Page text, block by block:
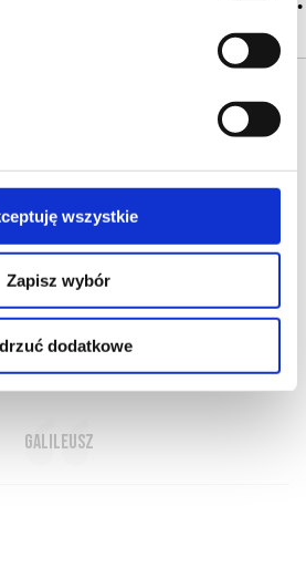
wszystkie
Zapisz wybór
dodatkowe
ONLINE PRODUCENCI
SŁOWNIK
uwięzione w wodzie
Galileusz